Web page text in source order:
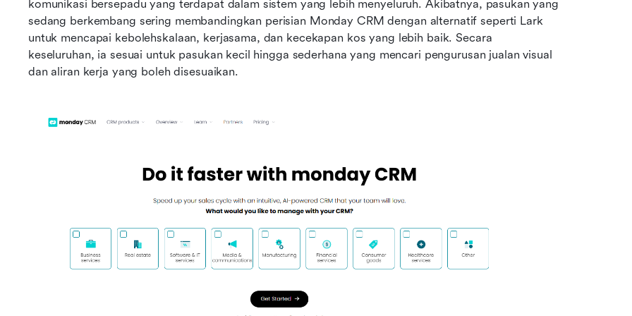
komunikasi bersepadu yang terdapat dalam sistem yang lebih menyeluruh. Akibatnya, pasukan yang
sedang berkembang sering membandingkan perisian Monday CRM dengan alternatif seperti Lark
untuk mencapai kebolehskalaan, kerjasama, dan kecekapan kos yang lebih baik. Secara
keseluruhan, ia sesuai untuk pasukan kecil hingga sederhana yang mencari pengurusan jualan visual
dan aliran kerja yang boleh disesuaikan.